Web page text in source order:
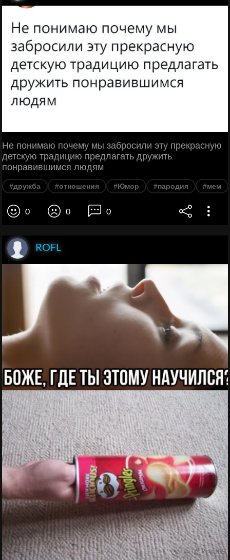
Не понимаю почему мы забросили эту прекрасную
детскую традицию предлагать дружить
понравившимся людям
#дружба #отношения #Юмор #пародия #мем
0 0 0
ROFL